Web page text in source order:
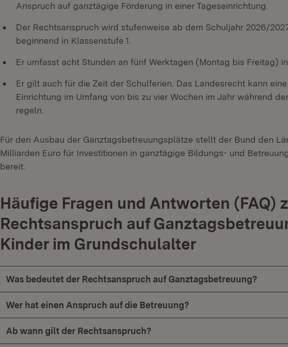
Anspruch auf ganztägige Förderung in einer Tageseinrichtung.
Der Rechtsanspruch wird stufenweise ab dem Schuljahr 2026/
beginnend in Klassenstufe 1.
Er umfasst acht Stunden an fünf Werktagen (Montag bis Freitag) in
Er gilt auch für die Zeit der Schulferien. Das Landesrecht kann
Einrichtung im Umfang von bis zu vier Wochen im Jahr während
regeln.
Für den Ausbau der Ganztagsbetreuungsplätze stellt der Bund den
Milliarden Euro für Investitionen in ganztägige Bildungs- und
bereit.
Häufige Fragen und Antworten (FAQ)
Rechtsanspruch auf
Kinder im Grundschulalter
Was bedeutet der Rechtsanspruch auf Ganztagsbetreuung?
Wer hat einen Anspruch auf die Betreuung?
Ab wann gilt der Rechtsanspruch?